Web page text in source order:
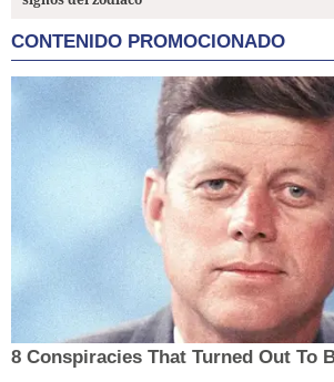
CONTENIDO PROMOCIONADO
8 Conspiracies That Turned Out To